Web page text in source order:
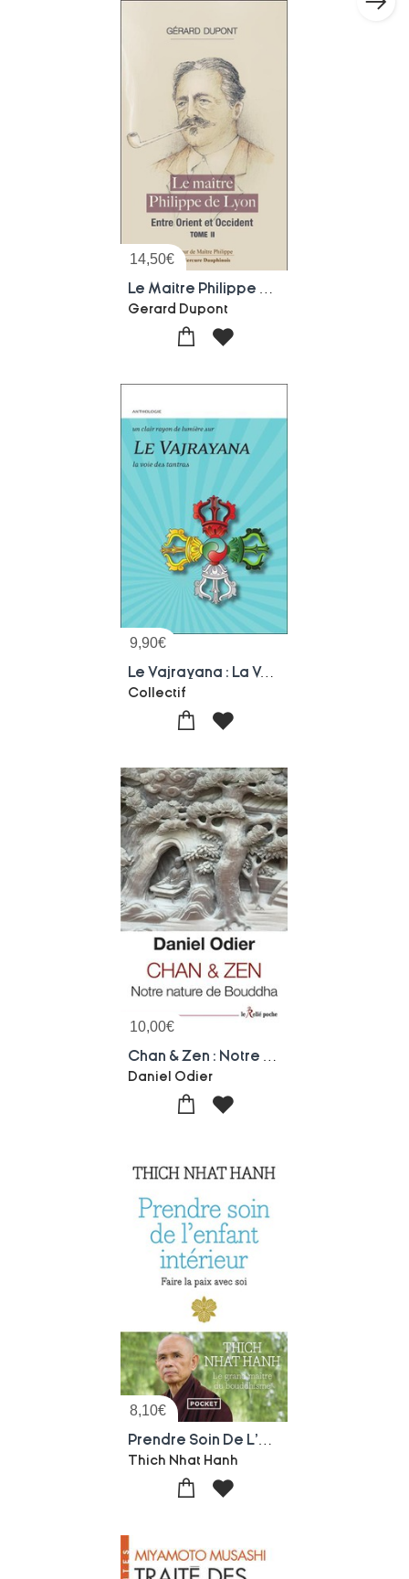
14,50€
Gerard Dupont
9,90€
Le Vajrayana : La Voie Des Tantras
Collectif
10,00€
Daniel Odier
8,10€
Thich Nhat Hanh